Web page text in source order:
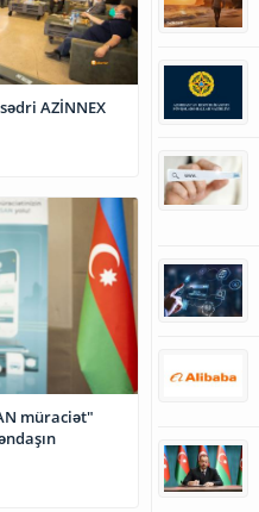
AZİNNEX
müraciət"